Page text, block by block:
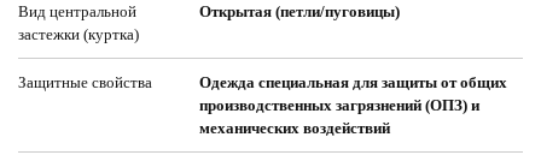
Вид центральной
застежки (куртка)
Открытая (петли/пуговицы)
Защитные свойства
Одежда специальная для защиты от общих
производственных загрязнений (ОПЗ) и
механических воздействий